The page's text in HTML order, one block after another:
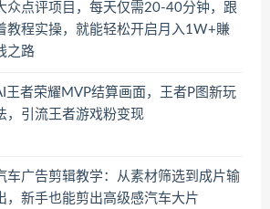
众点评项目，每天仅需20-40分钟，跟
教程实操，就能轻松开启月入1W+賺
之路
王者荣耀MVP结算画面，王者P图新玩
，引流王者游戏粉变现
车广告剪辑教学：从素材筛选到成片输
，新手也能剪出高级感汽车大片